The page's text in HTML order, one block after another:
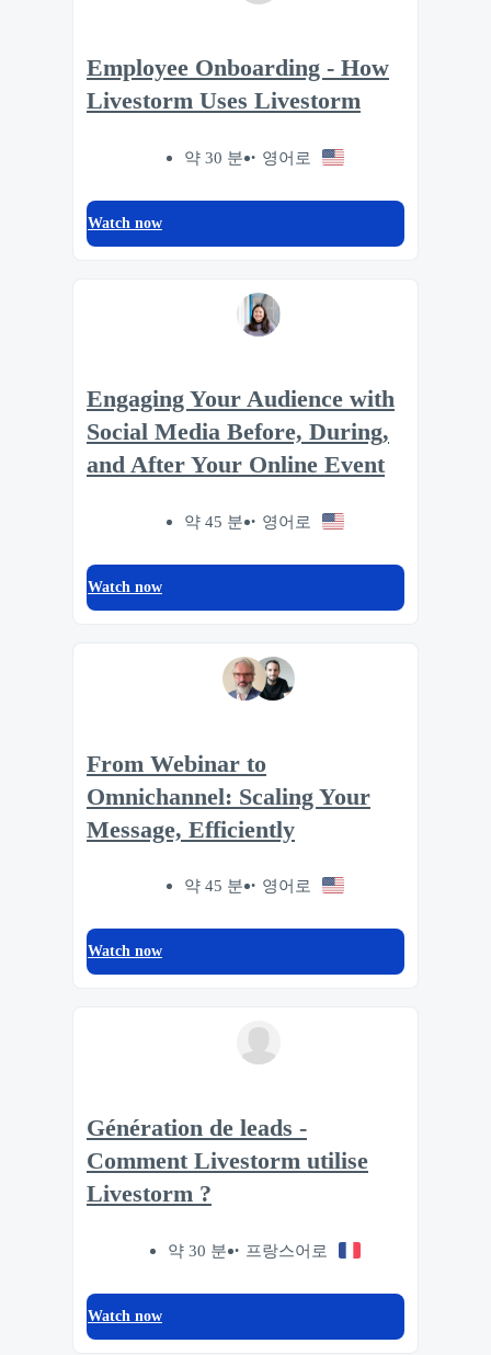
Employee Onboarding - How
Livestorm Uses Livestorm
약 30 분 영어로
Watch now
Engaging Your Audience with
Social Media Before, During,
and After Your Online Event
약 45 분 영어로
Watch now
From Webinar to
Omnichannel: Scaling Your
Message, Efficiently
약 45 분 영어로
Watch now
Génération de leads -
Comment Livestorm utilise
Livestorm ?
약 30 분 프랑스어로
Watch now